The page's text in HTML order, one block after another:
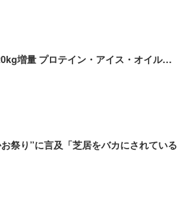
増量 プロテイン・アイス・オイル…
祭り”に言及「芝居をバカにされている